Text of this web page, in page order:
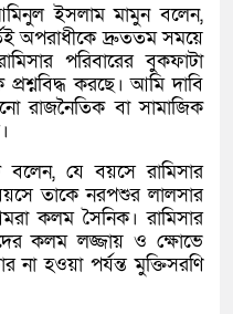
ইসলাম মামুন বলেন,
অপরাধীকে দ্রুততম সময়ে
পরিবারের বুকফাটা
করছে। আমি দাবি
রাজনৈতিক বা সামাজিক
বলেন, যে বয়সে রামিসার
তাকে নরপশুর লালসার
কলম সৈনিক। রামিসার
কলম লজ্জায় ও ক্ষোভে
না হওয়া পর্যন্ত মুক্তিসরণি